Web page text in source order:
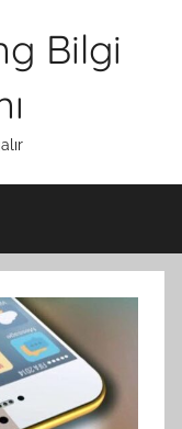
Bilgi